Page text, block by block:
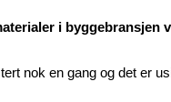
i
nok en gang og det er